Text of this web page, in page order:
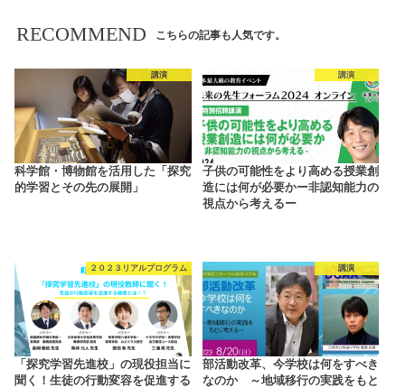
RECOMMEND こちらの記事も人気です。
講演
科学館・博物館を活用した「探究
的学習とその先の展開」
講演
子供の可能性をより高める授業創
造には何が必要かー非認知能力の
視点から考えるー
２０２３リアルプログラム
「探究学習先進校」の現役担当に
聞く！生徒の行動変容を促進する
講演
部活動改革、今学校は何をすべき
なのか ～地域移行の実践をもと